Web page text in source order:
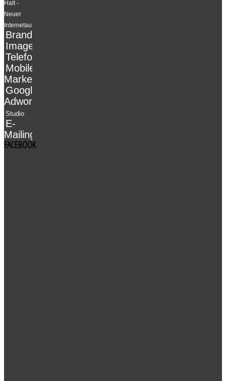
Halt -
Neuer
Internetauftritt
Branding
Imagekampagne
Telefonmarketing
Mobile-
Marketing
Google
Adwords
Studio
E-
Mailing
FACEBOOK